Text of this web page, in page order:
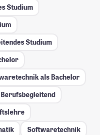
Studium
Studium
als Bachelor
Berufsbegleitend
Softwaretechnik